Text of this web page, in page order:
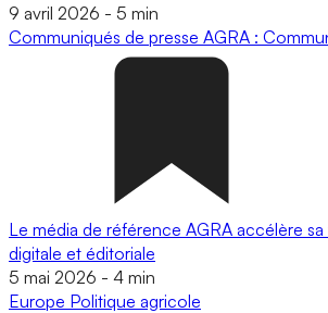
9 avril 2026 - 5 min
Communiqués de presse AGRA :
Le média de référence AGRA accélère
digitale et éditoriale
5 mai 2026 - 4 min
Europe Politique agricole